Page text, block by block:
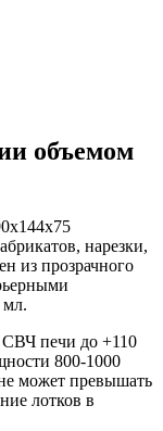
объемом
нарезки,
из прозрачного
мл.
СВЧ печи до +110
800-1000
может превышать
лотков в